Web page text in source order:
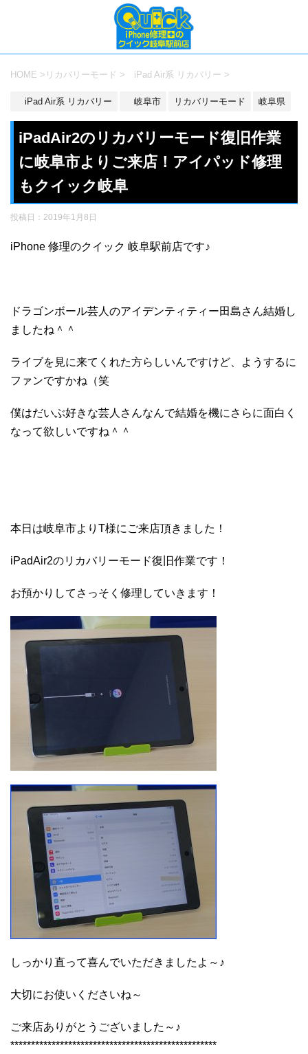
HOME > リカバリーモード > iPad Air系 リカバリー >
iPad Air系 リカバリー 岐阜市 リカバリーモード 岐阜県
iPadAir2のリカバリーモード復旧作業
に岐阜市よりご来店！アイパッド修理
もクイック岐阜
投稿日： 2019年1月8日
iPhone 修理のクイック 岐阜駅前店です♪
ドラゴンボール芸人のアイデンティティー田島さん結婚し
ましたね＾＾
ライブを見に来てくれた方らしいんですけど、ようするに
ファンですかね（笑
僕はだいぶ好きな芸人さんなんで結婚を機にさらに面白く
なって欲しいですね＾＾
本日は岐阜市よりT様にご来店頂きました！
iPadAir2のリカバリーモード復旧作業です！
お預かりしてさっそく修理していきます！
しっかり直って喜んでいただきましたよ～♪
大切にお使いくださいね～
ご来店ありがとうございました～♪
**************************************************